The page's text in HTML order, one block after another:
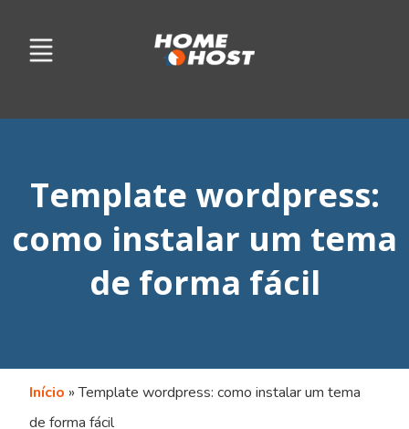
Template wordpress:
como instalar um tema
de forma fácil
Início »Template wordpress: como instalar um tema
de forma fácil